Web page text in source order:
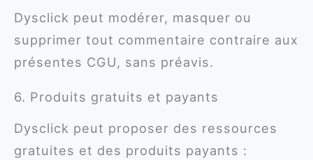
Dysclick peut modérer, masquer ou
supprimer tout commentaire contraire aux
présentes CGU, sans préavis.
6. Produits gratuits et payants
Dysclick peut proposer des ressources
gratuites et des produits payants :